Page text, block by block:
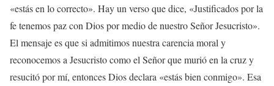
«estás en lo correcto». Hay un verso que dice, «Justificados por la
fe tenemos paz con Dios por medio de nuestro Señor Jesucristo».
El mensaje es que si admitimos nuestra carencia moral y
reconocemos a Jesucristo como el Señor que murió en la cruz y
resucitó por mí, entonces Dios declara «estás bien conmigo». Esa